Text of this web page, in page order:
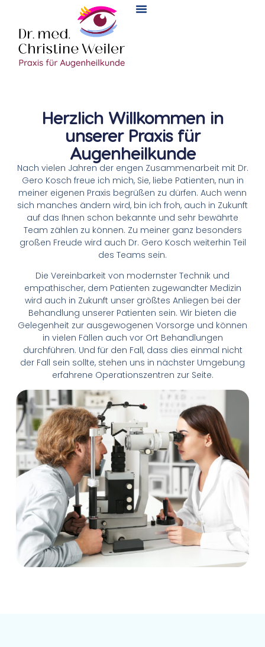
Herzlich Willkommen in
unserer Praxis für
Augenheilkunde
Nach vielen Jahren der engen Zusammenarbeit mit Dr.
Gero Kosch freue ich mich, Sie, liebe Patienten, nun in
meiner eigenen Praxis begrüßen zu dürfen. Auch wenn
sich manches ändern wird, bin ich froh, auch in Zukunft
auf das Ihnen schon bekannte und sehr bewährte
Team zählen zu können. Zu meiner ganz besonders
großen Freude wird auch Dr. Gero Kosch weiterhin Teil
des Teams sein.
Die Vereinbarkeit von modernster Technik und
empathischer, dem Patienten zugewandter Medizin
wird auch in Zukunft unser größtes Anliegen bei der
Behandlung unserer Patienten sein. Wir bieten die
Gelegenheit zur ausgewogenen Vorsorge und können
in vielen Fällen auch vor Ort Behandlungen
durchführen. Und für den Fall, dass dies einmal nicht
der Fall sein sollte, stehen uns in nächster Umgebung
erfahrene Operationszentren zur Seite.